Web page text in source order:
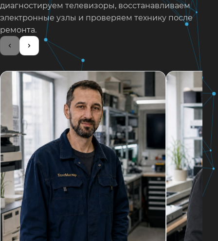
диагностируем телевизоры, восстанавливаем
электронные узлы и проверяем технику после
ремонта.